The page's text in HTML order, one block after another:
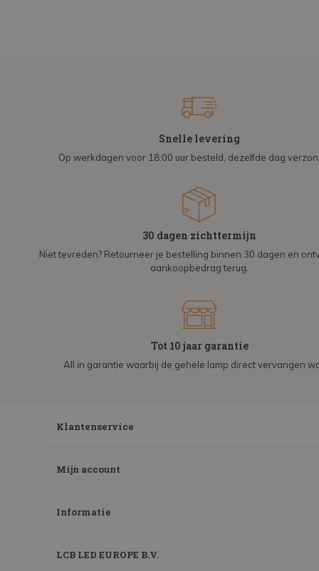
Snelle levering
Op werkdagen voor 18:00 uur besteld, dezelfde dag
30 dagen zichttermijn
Niet tevreden? Retourneer je bestelling binnen 30 dagen en
aankoopbedrag terug.
Tot 10 jaar garantie
All in garantie waarbij de gehele lamp direct vervangen
Klantenservice
Mijn account
Informatie
LCB LED EUROPE B.V.